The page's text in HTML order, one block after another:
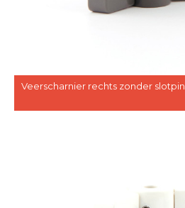
Veerscharnier rechts zonder slotpin